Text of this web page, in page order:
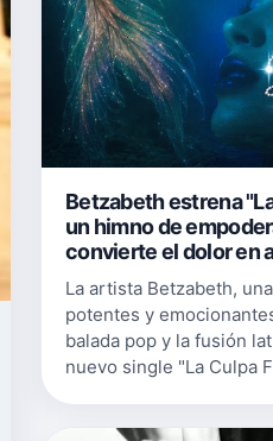
Betzabeth estrena
un himno de
convierte el dolor en
La artista Betzabeth,
potentes y
balada pop y la fusión
nuevo single "La Culpa